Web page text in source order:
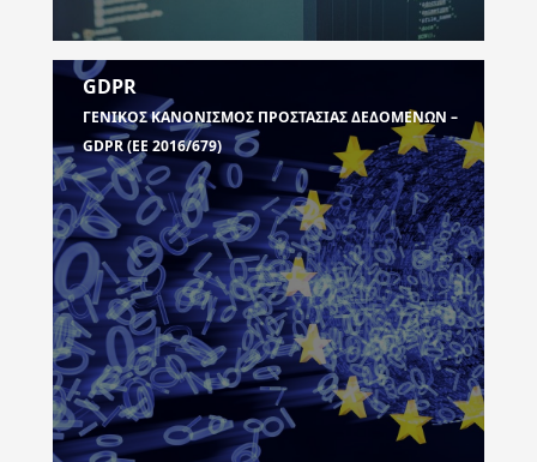
GDPR
ΓΕΝΙΚΟΣ ΚΑΝΟΝΙΣΜΟΣ ΠΡΟΣΤΑΣΙΑΣ ΔΕΔΟΜΕΝΩΝ –
GDPR (EE 2016/679)